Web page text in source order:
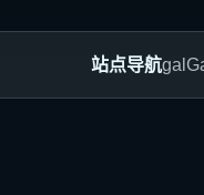
站点导航